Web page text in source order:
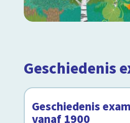
Geschiedenis
Geschiedenis
vanaf 1900